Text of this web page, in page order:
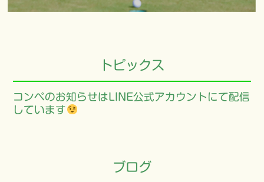
トピックス
コンペのお知らせはLINE公式アカウントにて配信
しています
ブログ